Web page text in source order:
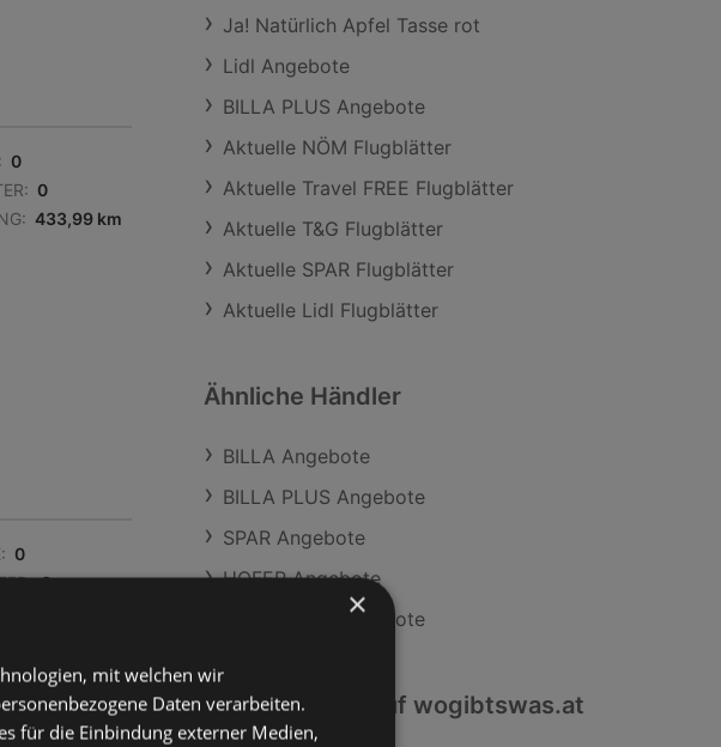
0
0
433,99 km
0
0
Ja! Natürlich Apfel Tasse rot
Lidl Angebote
BILLA PLUS Angebote
Aktuelle NÖM Flugblätter
Aktuelle Travel FREE Flugblätter
Aktuelle T&G Flugblätter
Aktuelle SPAR Flugblätter
Aktuelle Lidl Flugblätter
Ähnliche Händler
BILLA Angebote
BILLA PLUS Angebote
SPAR Angebote
HOFER Angebote
Travel FREE Angebote
Interessantes auf wogibtswas.at
×
mit welchen wir
Daten verarbeiten.
für die Einbindung externer Medien,